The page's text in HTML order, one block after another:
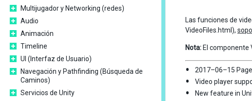
Multijugador y Networking (redes)
Audio
Animación
Timeline
UI (Interfaz de Usuario)
Navegación y Pathfinding (Búsqueda de
Caminos)
Servicios de Unity
Las funciones de
VideoFiles.html),
Nota: El componente
2017–06–15
Video player
New feature in